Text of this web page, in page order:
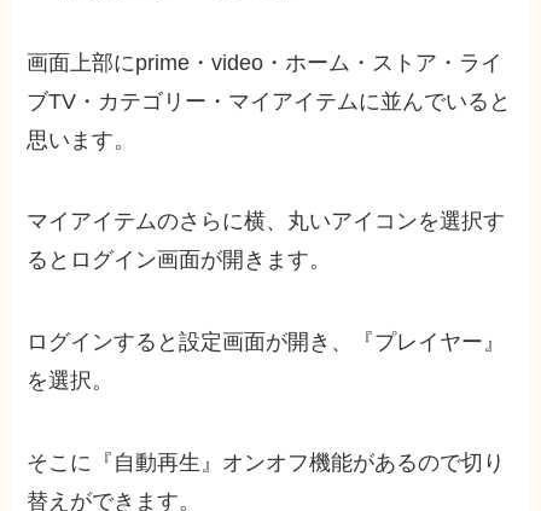
画面上部にprime・video・ホーム・ストア・ライ
ブTV・カテゴリー・マイアイテムに並んでいると
思います。
マイアイテムのさらに横、丸いアイコンを選択す
ると ログイン画面が開きます。
ログインすると設定画面が開き、
『プレイヤー』
を選択。
そこに 『自動再生』オンオフ機能があるので切り
替えができます。